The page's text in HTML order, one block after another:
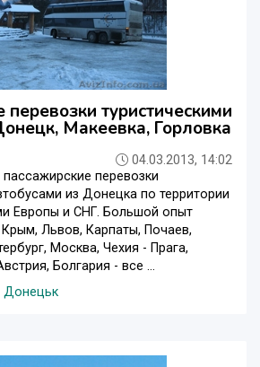
туристическими
Макеевка, Горловка
04.03.2013, 14:02
перевозки
из Донецка по территории
Европы и СНГ. Большой опыт
Львов, Карпаты, Почаев,
Москва, Чехия - Прага,
Болгария - все ...
Донецьк